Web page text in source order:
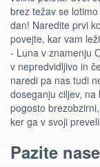
brez težav se
dan! Naredite prvi
povejte, kar vam
- Luna v znamenju
v nepredvidljivo in
naredi pa nas tudi
doseganju ciljev,
pogosto
ker ga v svoji
Pazite nase